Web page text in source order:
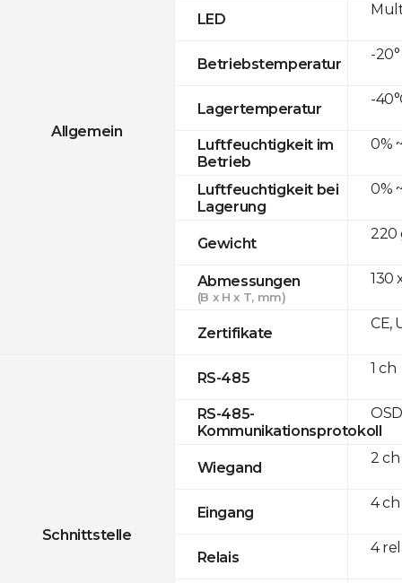
Allgemein
LED
Betriebstemperatur
Lagertemperatur
Luftfeuchtigkeit im
Betrieb
Luftfeuchtigkeit bei
Lagerung
Gewicht
Abmessungen
(B x H x T, mm)
Zertifikate
Schnittstelle
RS-485
RS-485-
Kommunikationsprotokoll
Wiegand
Eingang
Relais
-20°
-
0%
0%
220
130
CE,
1 ch
2
4 ch
4